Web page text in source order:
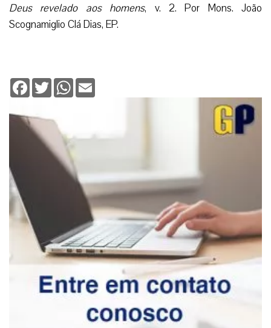
Deus revelado aos homens, v. 2. Por Mons. João
Scognamiglio Clá Dias, EP.
Facebook
TwitterWhatsApp